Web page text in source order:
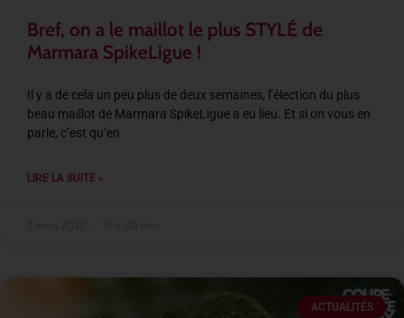
Bref, on a le maillot le plus STYLÉ de
Marmara SpikeLigue !
Il y a de cela un peu plus de deux semaines, l’élection du plus
beau maillot de Marmara SpikeLigue a eu lieu. Et si on vous en
parle, c’est qu’en
LIRE LA SUITE »
ACTUALITÉS